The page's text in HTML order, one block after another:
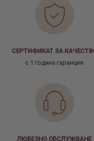
СЕРТИФИКАТ ЗА
с 1 година гаранция
ЛЮБЕЗНО ОБСЛУЖВАНЕ